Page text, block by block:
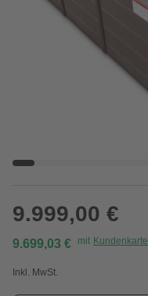
9.999,00 €
9.699,03 € mit Kundenkarte
Inkl. MwSt.